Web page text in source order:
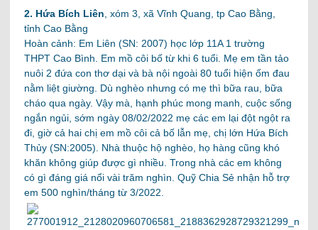
2. Hứa Bích Liên , xóm 3, xã Vĩnh Quang, tp Cao Bằng,
tỉnh Cao Bằng
Hoàn cảnh: Em Liên (SN: 2007) học lớp 11A 1 trường
THPT Cao Bình. Em mồ côi bố từ khi 6 tuổi. Mẹ em tần tảo
nuôi 2 đứa con thơ dại và bà nội ngoài 80 tuổi hiện ốm đau
nằm liệt giường. Dù nghèo nhưng có mẹ thì bữa rau, bữa
cháo qua ngày. Vậy mà, hạnh phúc mong manh, cuộc sống
ngắn ngủi, sớm ngày 08/02/2022 mẹ các em lại đột ngột ra
đi, giờ cả hai chị em mồ côi cả bố lẫn mẹ, chị lớn Hứa Bích
Thủy (SN:2005). Nhà thuộc hộ nghèo, họ hàng cũng khó
khăn không giúp được gì nhiều. Trong nhà các em không
có gì đáng giá nổi vài trăm nghìn. Quỹ Chia Sẻ nhận hỗ trợ
em 500 nghìn/tháng từ 3/2022.